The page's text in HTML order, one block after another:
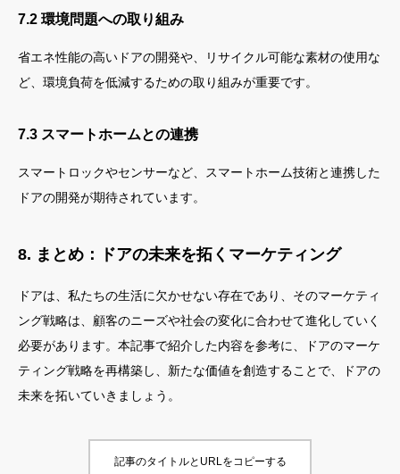
7.2 環境問題への取り組み
省エネ性能の高いドアの開発や、リサイクル可能な素材の使用な
ど、環境負荷を低減するための取り組みが重要です。
7.3 スマートホームとの連携
スマートロックやセンサーなど、スマートホーム技術と連携した
ドアの開発が期待されています。
8. まとめ：ドアの未来を拓くマーケティング
ドアは、私たちの生活に欠かせない存在であり、そのマーケティ
ング戦略は、顧客のニーズや社会の変化に合わせて進化していく
必要があります。本記事で紹介した内容を参考に、ドアのマーケ
ティング戦略を再構築し、新たな価値を創造することで、ドアの
未来を拓いていきましょう。
記事のタイトルとURLをコピーする